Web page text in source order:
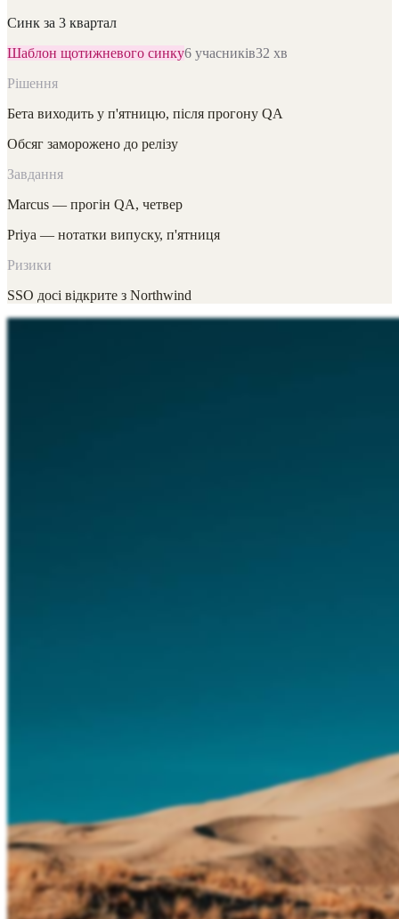
Синк за 3 квартал
Шаблон щотижневого синку6 учасників32 хв
Рішення
Бета виходить у п'ятницю, після прогону QA
Обсяг заморожено до релізу
Завдання
Marcus — прогін QA, четвер
Priya — нотатки випуску, п'ятниця
Ризики
SSO досі відкрите з Northwind